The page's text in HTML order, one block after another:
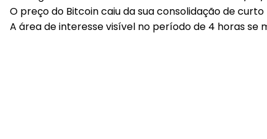
O preço do Bitcoin caiu da sua consolidação de
A área de interesse visível no período de 4 horas se